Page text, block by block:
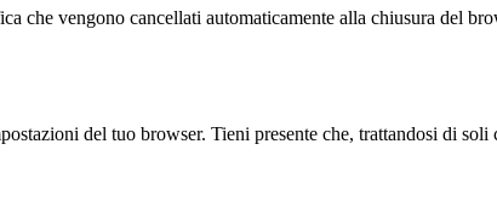
che vengono cancellati automaticamente alla chiusura del
del tuo browser. Tieni presente che, trattandosi di